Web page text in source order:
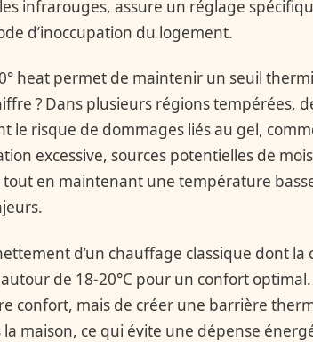
infrarouges, assure un réglage
d’inoccupation du logement.
heat permet de maintenir un seuil
? Dans plusieurs régions tempérées,
le risque de dommages liés au gel,
excessive, sources potentielles de
en maintenant une température
d’un chauffage classique dont la
de 18-20°C pour un confort optimal.
confort, mais de créer une barrière
maison, ce qui évite une dépense